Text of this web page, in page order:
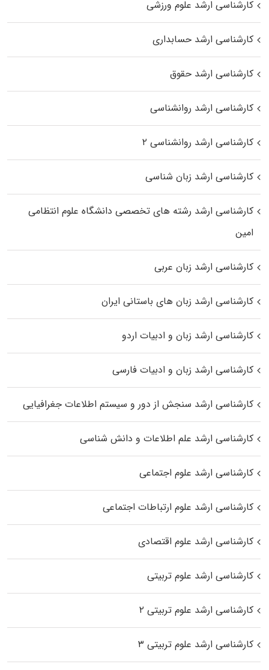
کارشناسی ارشد علوم ورزشی
کارشناسی ارشد حسابداری
کارشناسی ارشد حقوق
کارشناسی ارشد روانشناسی
کارشناسی ارشد روانشناسی ۲
کارشناسی ارشد زبان شناسی
کارشناسی ارشد رﺷﺘﻪ ﻫﺎی تخصصی داﻧﺸﮕﺎه ﻋﻠﻮم انتظامی
اﻣﻴﻦ
کارشناسی ارشد زبان عربی
کارشناسی ارشد زبان‌ های باستانی ایران
کارشناسی ارشد زبان و ادبیات اردو
کارشناسی ارشد زبان و ادبیات فارسی
کارشناسی ارشد سنجش از دور و سیستم اطلاعات جغرافیایی
کارشناسی ارشد علم اطلاعات و دانش شناسی
کارشناسی ارشد علوم اجتماعی
کارشناسی ارشد علوم ارتباطات اجتماعی
کارشناسی ارشد علوم اقتصادی
کارشناسی ارشد علوم تربیتی
کارشناسی ارشد علوم تربیتی ۲
کارشناسی ارشد علوم تربیتی ۳